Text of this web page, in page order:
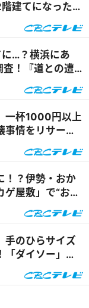
建てになったワ
…？横浜にあ
査！『道との遭
一杯1000円以上
事情をリサーチ
！？伊勢・おか
屋敷」で“おか
手のひらサイズ
「ダイソー」で